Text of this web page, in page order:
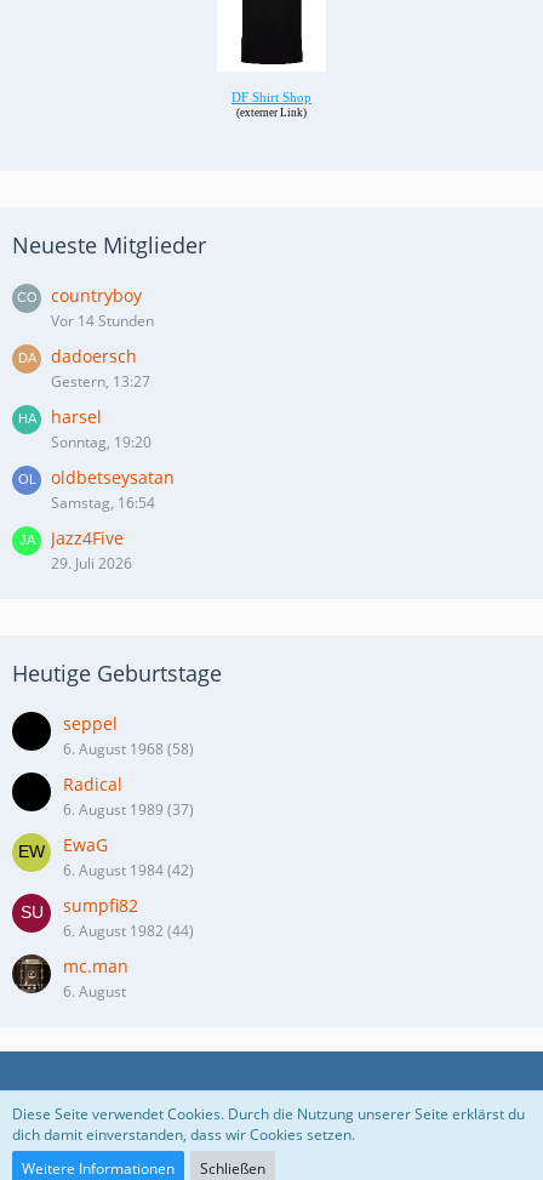
Neueste Mitglieder
countryboy
Vor 14 Stunden
dadoersch
Gestern, 13:27
harsel
Sonntag, 19:20
oldbetseysatan
Samstag, 16:54
Jazz4Five
29. Juli 2026
Heutige Geburtstage
seppel
6. August 1968 (58)
Radical
6. August 1989 (37)
EwaG
6. August 1984 (42)
sumpfi82
6. August 1982 (44)
mc.man
6. August
Datenschutzerklärung Kontakt Impressum
Nutzungsbedingungen
Diese Seite verwendet Cookies. Durch die Nutzung unserer Seite erklärst du
dich damit einverstanden, dass wir Cookies setzen.
Weitere Informationen
Schließen